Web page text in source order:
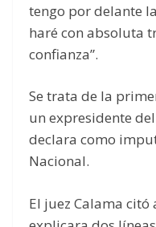
tengo por delante
haré con absoluta
confianza”.
Se trata de la
un expresidente
declara como
Nacional.
El juez Calama